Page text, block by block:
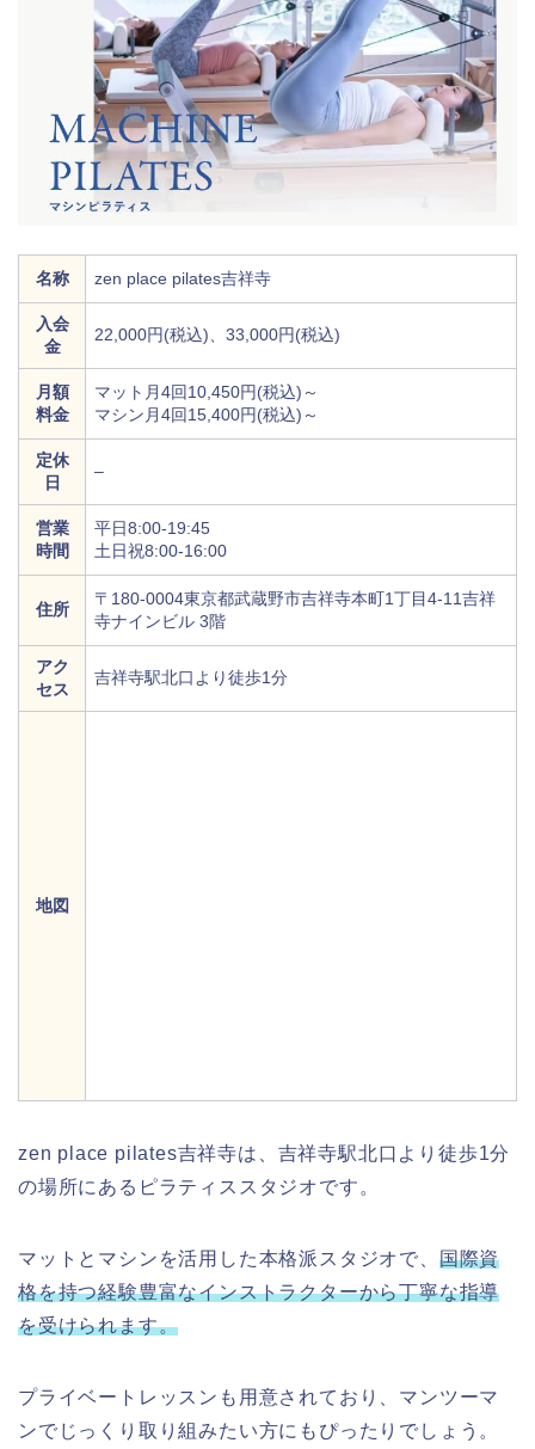
名称 zen place pilates吉祥寺
入会
金
22,000円(税込)、33,000円(税込)
月額
料金
マット月4回10,450円(税込)～
マシン月4回15,400円(税込)～
定休
日
–
営業
時間
平日8:00-19:45
土日祝8:00-16:00
住所
〒180-0004東京都武蔵野市吉祥寺本町1丁目4-11吉祥
寺ナインビル 3階
アク
セス
吉祥寺駅北口より徒歩1分
地図
zen place pilates吉祥寺は、吉祥寺駅北口より徒歩1分
の場所にあるピラティススタジオです。
マットとマシンを活用した本格派スタジオで、 国際資
格を持つ経験豊富なインストラクターから丁寧な指導
を受けられます。
プライベートレッスンも用意されており、マンツーマ
ンでじっくり取り組みたい方にもぴったりでしょう。